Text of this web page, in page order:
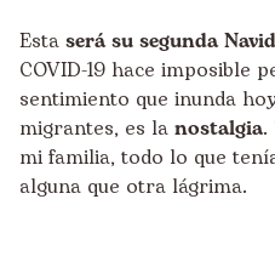
Esta será su segunda
COVID-19 hace imposible
sentimiento que inunda
migrantes, es la nostalgia.
mi familia, todo lo que
alguna que otra lágrima.